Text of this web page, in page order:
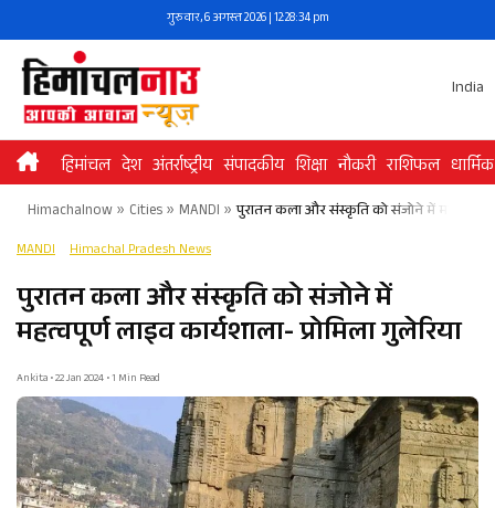
to
content
गुरुवार, 6 अगस्त 2026 | 12:28:35 pm
India
हिमांचल देश अंतर्राष्ट्रीय संपादकीय शिक्षा नौकरी राशिफल धार्मिक
Himachalnow» Cities» MANDI » पुरातन कला और संस्कृति को संजोने में महत्वपूर्ण
MANDI Himachal Pradesh News
पुरातन कला और संस्कृति को संजोने में
महत्वपूर्ण लाइव कार्यशाला- प्रोमिला गुलेरिया
Ankita • 22 Jan 2024 • 1 Min Read